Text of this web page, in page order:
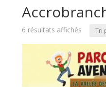
6 résultats affichés